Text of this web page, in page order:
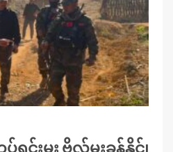
င်းမှူး ဗိုလ်မှူးခန့်နိုင်၊